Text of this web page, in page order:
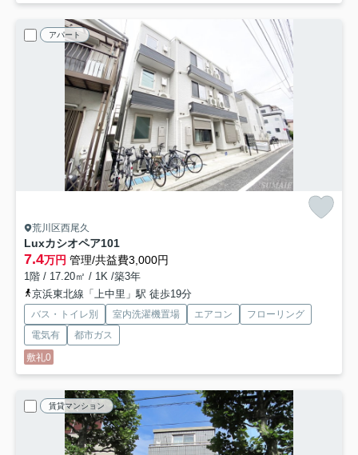
アパート
荒川区西尾久
Luxカシオペア101
7.4万円 管理/共益費3,000円
1階 / 17.20㎡ / 1K /築3年
京浜東北線「上中里」駅 徒歩19分
バス・トイレ別 室内洗濯機置場 エアコン
フローリング
電気有
都市ガス
敷礼0
賃貸マンション